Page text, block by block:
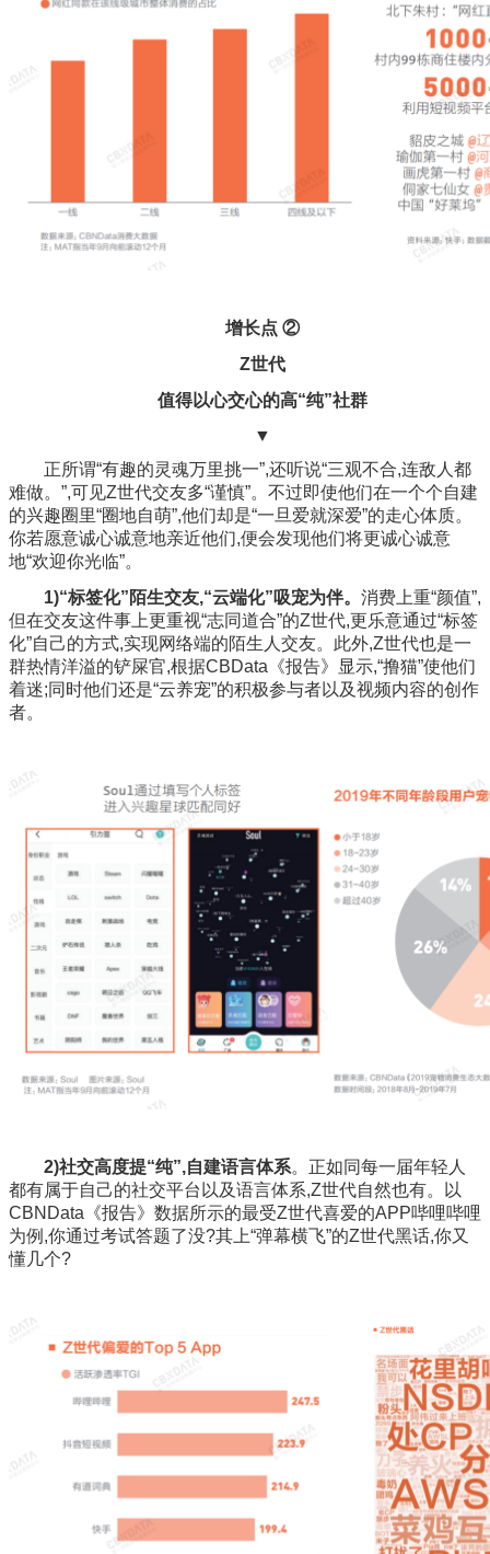
增长点 ②
Z世代
值得以心交心的高“纯”社群
▼
正所谓“有趣的灵魂万里挑一”,还听说“三观不合,连敌人都
难做。”,可见Z世代交友多“谨慎”。不过即使他们在一个个自建
的兴趣圈里“圈地自萌”,他们却是“一旦爱就深爱”的走心体质。
你若愿意诚心诚意地亲近他们,便会发现他们将更诚心诚意
地“欢迎你光临”。
1)“标签化”陌生交友,“云端化”吸宠为伴。 消费上重“颜值”,
但在交友这件事上更重视“志同道合”的Z世代,更乐意通过“标签
化”自己的方式,实现网络端的陌生人交友。此外,Z世代也是一
群热情洋溢的铲屎官,根据CBData《报告》显示,“撸猫”使他们
着迷;同时他们还是“云养宠”的积极参与者以及视频内容的创作
者。
2)社交高度提“纯”,自建语言体系。正如同每一届年轻人
都有属于自己的社交平台以及语言体系,Z世代自然也有。以
CBNData《报告》数据所示的最受Z世代喜爱的APP哔哩哔哩
为例,你通过考试答题了没?其上“弹幕横飞”的Z世代黑话,你又
懂几个?